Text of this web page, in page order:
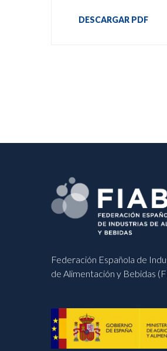
DESCARGAR PDF
Federación Española de
de Alimentación y Bebidas